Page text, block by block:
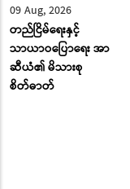
09 Aug, 2026
တည်ငြိမ်ရေးနှင့်
သာယာဝပြောရေး အာ
ဆီယံ၏ မိသားစု
စိတ်ဓာတ်